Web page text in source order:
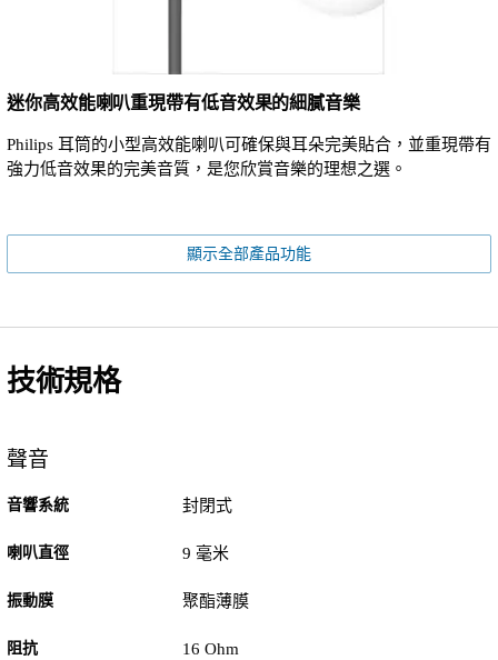
迷你高效能喇叭重現帶有低音效果的細膩音樂
Philips 耳筒的小型高效能喇叭可確保與耳朵完美貼合，並重現帶有
強力低音效果的完美音質，是您欣賞音樂的理想之選。
顯示全部產品功能
技術規格
聲音
音響系統 封閉式
喇叭直徑 9 毫米
振動膜 聚酯薄膜
阻抗 16 Ohm